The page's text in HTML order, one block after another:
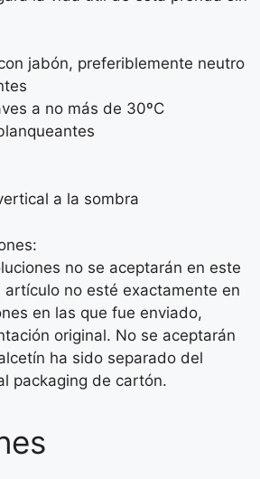
jabón, preferiblemente neutro
a no más de 30ºC
a la sombra
no se aceptarán en este
no esté exactamente en
en las que fue enviado,
original. No se aceptarán
ha sido separado del
packaging de cartón.